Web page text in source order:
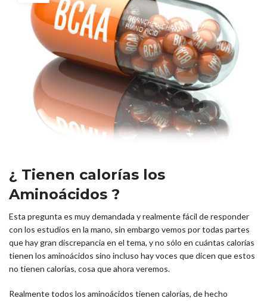
¿ Tienen calorías los
Aminoácidos ?
Esta pregunta es muy demandada y realmente fácil de responder
con los estudios en la mano, sin embargo vemos por todas partes
que hay gran discrepancia en el tema, y no sólo en cuántas calorías
tienen los aminoácidos sino incluso hay voces que dicen que estos
no tienen calorías, cosa que ahora veremos.
Realmente todos los aminoácidos tienen calorías, de hecho